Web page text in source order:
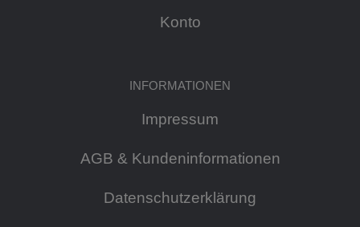
Konto
INFORMATIONEN
Impressum
AGB & Kundeninformationen
Datenschutzerklärung